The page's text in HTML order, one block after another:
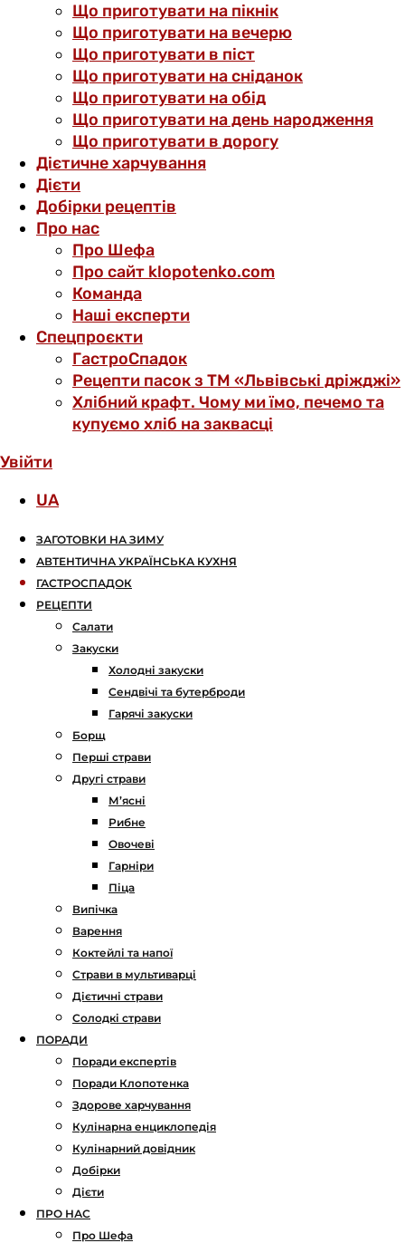
Що приготувати на пікнік
Що приготувати на вечерю
Що приготувати в піст
Що приготувати на сніданок
Що приготувати на обід
Що приготувати на день народження
Що приготувати в дорогу
Дієтичне харчування
Дієти
Добірки рецептів
Про нас
Про Шефа
Про сайт klopotenko.com
Команда
Наші експерти
Спецпроєкти
ГастроСпадок
Рецепти пасок з ТМ «Львівські дріжджі»
Хлібний крафт. Чому ми їмо, печемо та
купуємо хліб на заквасці
Увійти
UA
ЗАГОТОВКИ НА ЗИМУ
АВТЕНТИЧНА УКРАЇНСЬКА КУХНЯ
ГАСТРОСПАДОК
РЕЦЕПТИ
Салати
Закуски
Холодні закуски
Сендвічі та бутерброди
Гарячі закуски
Борщ
Перші страви
Другі страви
М’ясні
Рибне
Овочеві
Гарніри
Піца
Випічка
Варення
Коктейлі та напої
Страви в мультиварці
Дієтичні страви
Солодкі страви
ПОРАДИ
Поради експертів
Поради Клопотенка
Здорове харчування
Кулінарна енциклопедія
Кулінарний довідник
Добірки
Дієти
ПРО НАС
Про Шефа